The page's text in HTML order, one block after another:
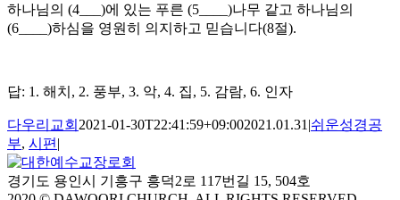
하나님의 (4___)에 있는 푸른 (5____)나무 같고 하나님의
(6____)하심을 영원히 의지하고 믿습니다(8절).
답: 1. 해치, 2. 풍부, 3. 악, 4. 집, 5. 감람, 6. 인자
다우리교회 2021-01-30T22:41:59+09:002021.01.31 |쉬운성경공
부, 시편 |
경기도 용인시 기흥구 흥덕2로 117번길 15, 504호